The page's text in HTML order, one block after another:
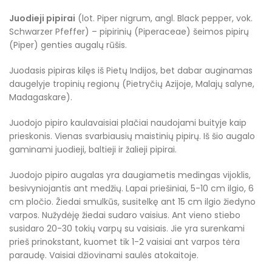
Juodieji pipirai (lot. Piper nigrum, angl. Black pepper, vok.
Schwarzer Pfeffer) – pipirinių (Piperaceae) šeimos pipirų
(Piper) genties augalų rūšis.
Juodasis pipiras kilęs iš Pietų Indijos, bet dabar auginamas
daugelyje tropinių regionų (Pietryčių Azijoje, Malajų salyne,
Madagaskare).
Juodojo pipiro kaulavaisiai plačiai naudojami buityje kaip
prieskonis. Vienas svarbiausių maistinių pipirų. Iš šio augalo
gaminami juodieji, baltieji ir žalieji pipirai.
Juodojo pipiro augalas yra daugiametis medingas vijoklis,
besivyniojantis ant medžių. Lapai priešiniai, 5-10 cm ilgio, 6
cm pločio. Žiedai smulkūs, susitelkę ant 15 cm ilgio žiedyno
varpos. Nužydėję žiedai sudaro vaisius. Ant vieno stiebo
susidaro 20-30 tokių varpų su vaisiais. Jie yra surenkami
prieš prinokstant, kuomet tik 1-2 vaisiai ant varpos tėra
paraudę. Vaisiai džiovinami saulės atokaitoje.